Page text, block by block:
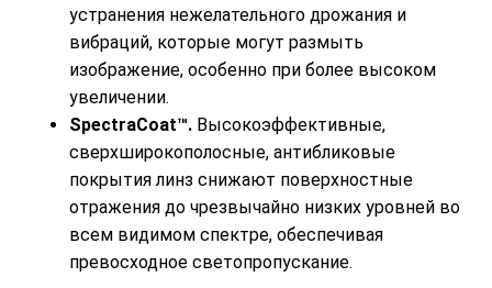
устранения нежелательного дрожания и
вибраций, которые могут размыть
изображение, особенно при более высоком
увеличении.
SpectraCoat™. Высокоэффективные,
сверхширокополосные, антибликовые
покрытия линз снижают поверхностные
отражения до чрезвычайно низких уровней во
всем видимом спектре, обеспечивая
превосходное светопропускание.